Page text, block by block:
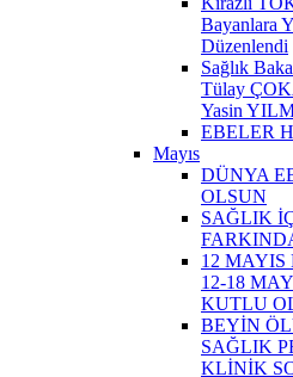
Bayanlara
Düzenlendi
Sağlık
Tülay
Yasin
EBELER
Mayıs
DÜNYA
OLSUN
SAĞLIK
12 MAYIS
12-18
KUTLU
BEYİN
SAĞLIK
KLİNİK